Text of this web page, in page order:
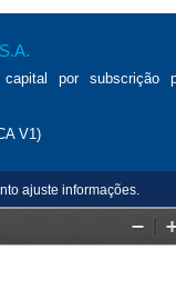
por subscrição
V1)
ajuste informações.